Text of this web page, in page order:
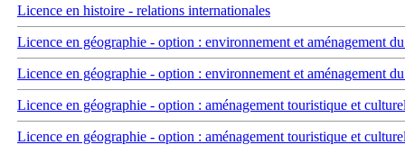
Licence en histoire - relations internationales
Licence en géographie - option : environnement et aménagement
Licence en géographie - option : environnement et aménagement
Licence en géographie - option : aménagement touristique et culturel
Licence en géographie - option : aménagement touristique et culturel